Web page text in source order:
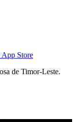
de Timor-Leste.